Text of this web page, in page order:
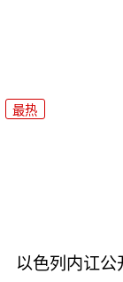
最热
以色列内讧